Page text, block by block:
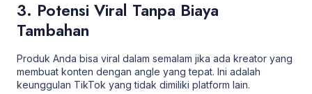
3. Potensi Viral Tanpa Biaya
Tambahan
Produk Anda bisa viral dalam semalam jika ada kreator yang
membuat konten dengan angle yang tepat. Ini adalah
keunggulan TikTok yang tidak dimiliki platform lain.